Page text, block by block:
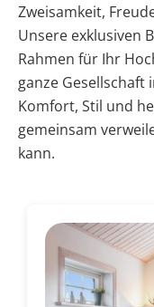
Zweisamkeit,
Unsere exklusiven
Rahmen für Ihr
ganze Gesellschaft
Komfort, Stil und
gemeinsam
kann.